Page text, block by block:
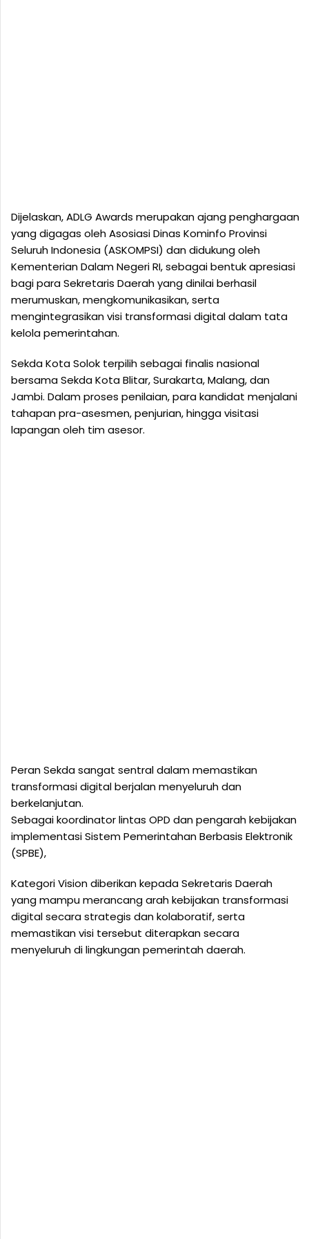
Dijelaskan, ADLG Awards merupakan ajang penghargaan
yang digagas oleh Asosiasi Dinas Kominfo Provinsi
Seluruh Indonesia (ASKOMPSI) dan didukung oleh
Kementerian Dalam Negeri RI, sebagai bentuk apresiasi
bagi para Sekretaris Daerah yang dinilai berhasil
merumuskan, mengkomunikasikan, serta
mengintegrasikan visi transformasi digital dalam tata
kelola pemerintahan.
Sekda Kota Solok terpilih sebagai finalis nasional
bersama Sekda Kota Blitar, Surakarta, Malang, dan
Jambi. Dalam proses penilaian, para kandidat menjalani
tahapan pra-asesmen, penjurian, hingga visitasi
lapangan oleh tim asesor.
Peran Sekda sangat sentral dalam memastikan
transformasi digital berjalan menyeluruh dan
berkelanjutan.
Sebagai koordinator lintas OPD dan pengarah kebijakan
implementasi Sistem Pemerintahan Berbasis Elektronik
(SPBE),
Kategori Vision diberikan kepada Sekretaris Daerah
yang mampu merancang arah kebijakan transformasi
digital secara strategis dan kolaboratif, serta
memastikan visi tersebut diterapkan secara
menyeluruh di lingkungan pemerintah daerah.